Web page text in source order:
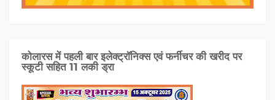
कोलारस में पहली बार इलेक्ट्रॉनिक्स एवं फर्नीचर की खरीद पर
स्कूटी सहित 11 लकी ड्रा